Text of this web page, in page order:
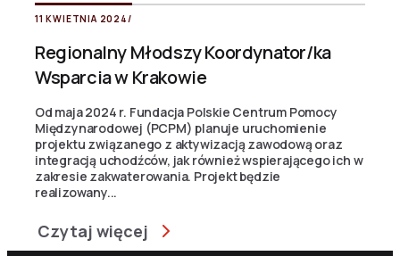
11 KWIETNIA 2024 /
Regionalny Młodszy Koordynator/ka
Wsparcia w Krakowie
Od maja 2024 r. Fundacja Polskie Centrum Pomocy
Międzynarodowej (PCPM) planuje uruchomienie
projektu związanego z aktywizacją zawodową oraz
integracją uchodźców, jak również wspierającego ich w
zakresie zakwaterowania. Projekt będzie
realizowany...
Czytaj więcej